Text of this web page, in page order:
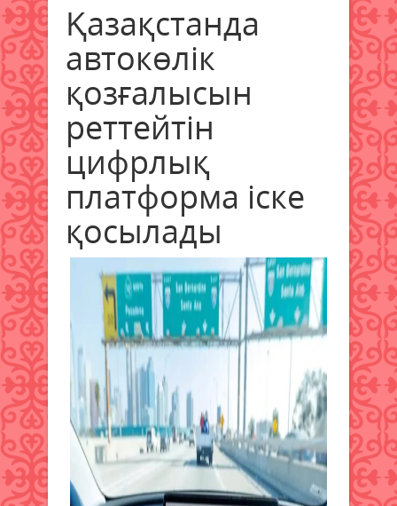
Қазақстанда
автокөлік
қозғалысын
реттейтін
цифрлық
платформа іске
қосылады